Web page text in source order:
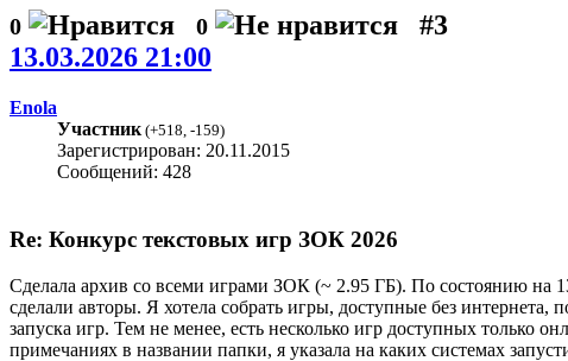
0 0
#3
13.03.2026 21:00
Enola
Участник(+518, -159)
Зарегистрирован: 20.11.2015
Сообщений: 428
Re: Конкурс текстовых игр ЗОК 2026
Сделала архив со всеми играми ЗОК (~ 2.95 ГБ). По состоянию на
сделали авторы. Я хотела собрать игры, доступные без
запуска игр. Тем не менее, есть несколько игр доступных только
примечаниях в названии папки, я указала на каких системах